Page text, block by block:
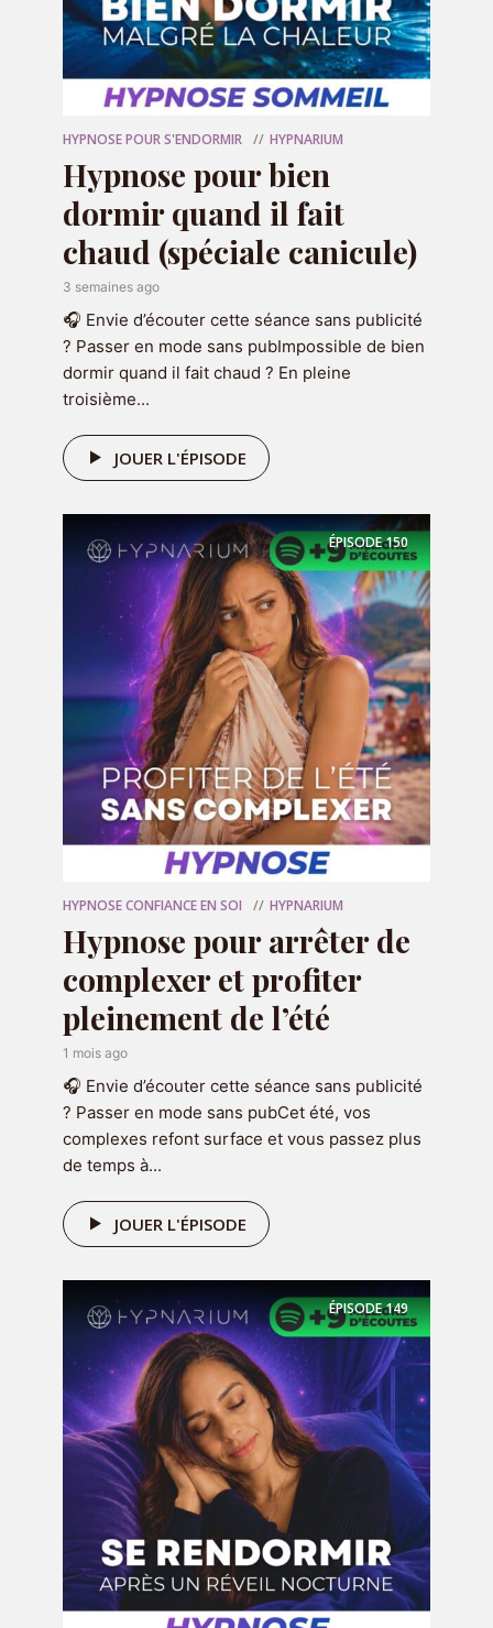
🎁 Votre programme
audio offert
OFFERT
Recevez 7 emails et audio d'hypnose
de 7 minutes pendant 7 jours pour
gagner confiance en vousen cliquant
ci-dessous :
RECEVOIR LE CADEAU
Réserver une séance
Vous souhaitez travailler sur une
problématique en particulier ou
approfondir le travail que vous
avez déjà commencé avec le
réserver une séance pour qu'on aille
plus loin ensemble :
RÉSERVER MA SÉANCE
HYPNOSE POUR S'ENDORMIR HYPNARIUM
Hypnose pour bien
dormir quand il fait
chaud (spéciale canicule)
3 semaines ago
🎧 Envie d’écouter cette séance sans publicité
? Passer en mode sans pubImpossible de bien
dormir quand il fait chaud ? En pleine
troisième...
JOUER L'ÉPISODE
ÉPISODE150
HYPNOSE CONFIANCE EN SOI HYPNARIUM
Hypnose pour arrêter de
complexer et profiter
pleinement de l’été
1 mois ago
🎧 Envie d’écouter cette séance sans publicité
? Passer en mode sans pubCet été, vos
complexes refont surface et vous passez plus
de temps à...
JOUER L'ÉPISODE
ÉPISODE149